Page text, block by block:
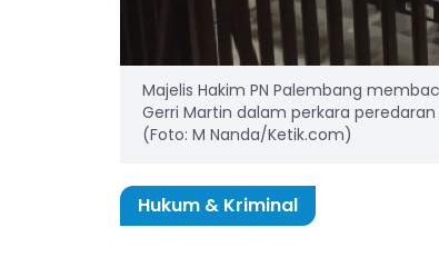
Majelis Hakim PN Palembang
Gerri Martin dalam perkara
(Foto: M Nanda/Ketik.com)
Hukum & Kriminal